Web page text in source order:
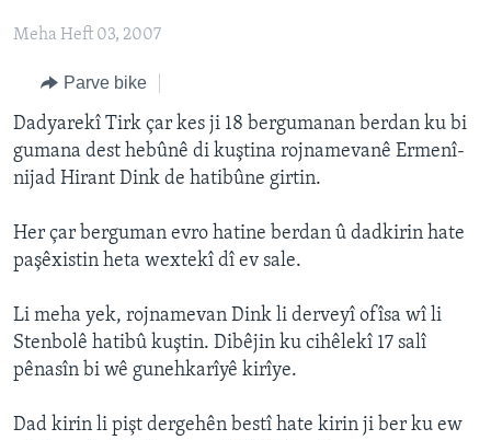
here
serekî
Yekser
here
Lêgerînê
FOTO GALERÎ
RADYO
HEVPEYVÎN
AMERÎKA
TIRKÎYE
SÛRÎYE
ÎRAQ
ROJHILATA NAVÎN
ÇAND Û HUNER
SERNIVÎS
Meha Heft 03, 2007
Parve bike
Dadyarekî Tirk çar kes ji 18 bergumanan berdan ku bi
gumana dest hebûnê di kuştina rojnamevanê Ermenî-
nijad Hirant Dink de hatibûne girtin.
Her çar berguman evro hatine berdan û dadkirin hate
paşêxistin heta wextekî dî ev sale.
Li meha yek, rojnamevan Dink li derveyî ofîsa wî li
Stenbolê hatibû kuştin. Dibêjin ku cihêlekî 17 salî
pênasîn bi wê gunehkarîyê kirîye.
Dad kirin li pişt dergehên bestî hate kirin ji ber ku ew